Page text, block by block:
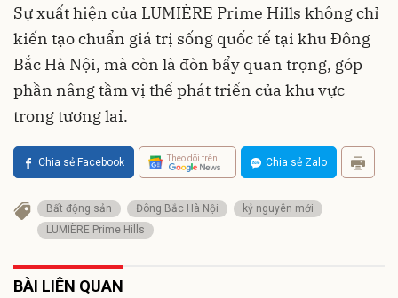
Sự xuất hiện của LUMIÈRE Prime Hills không chỉ
kiến tạo chuẩn giá trị sống quốc tế tại khu Đông
Bắc Hà Nội, mà còn là đòn bẩy quan trọng, góp
phần nâng tầm vị thế phát triển của khu vực
trong tương lai.
Chia sẻ Facebook Theo dõi trên Chia sẻ Zalo
Bất động sản Đông Bắc Hà Nội
kỷ nguyên mới
LUMIÈRE Prime Hills
BÀI LIÊN QUAN